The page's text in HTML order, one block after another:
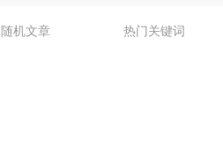
随机文章 热门关键词